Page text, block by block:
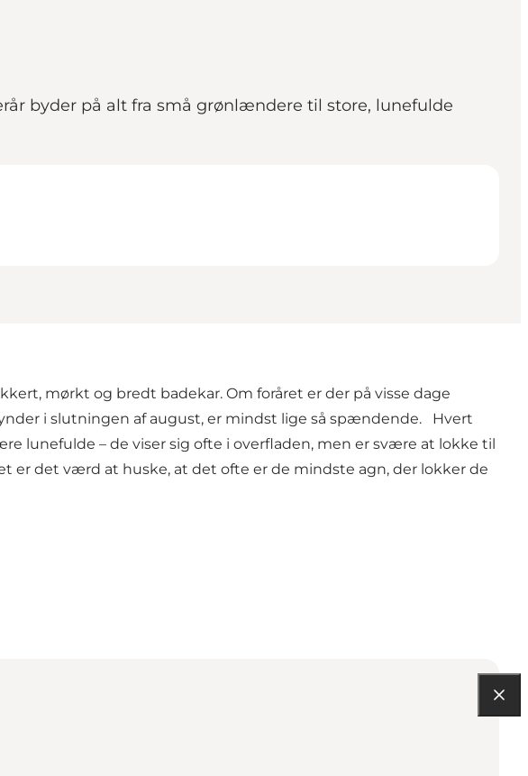
byder på alt fra små grønlændere til store, lunefulde
mørkt og bredt badekar. Om foråret er der på visse dage
i slutningen af august, er mindst lige så spændende. Hvert
lunefulde – de viser sig ofte i overfladen, men er svære at lokke til
er det værd at huske, at det ofte er de mindste agn, der lokker de